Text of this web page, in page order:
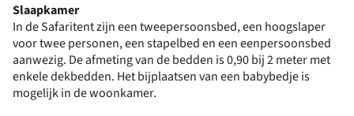
Slaapkamer
In de Safaritent zijn een tweepersoonsbed, een hoogslaper
voor twee personen, een stapelbed en een eenpersoonsbed
aanwezig. De afmeting van de bedden is 0,90 bij 2 meter met
enkele dekbedden. Het bijplaatsen van een babybedje is
mogelijk in de woonkamer.